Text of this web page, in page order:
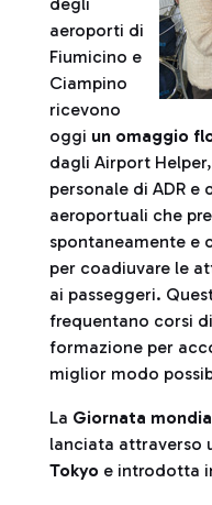
aeroporti di
Fiumicino e
Ciampino
ricevono
oggi un omaggio
dagli Airport
personale di ADR
aeroportuali che
spontaneamente e
per coadiuvare le
ai passeggeri.
frequentano corsi
formazione per
miglior modo
La Giornata
lanciata attraverso
Tokyo e introdotta